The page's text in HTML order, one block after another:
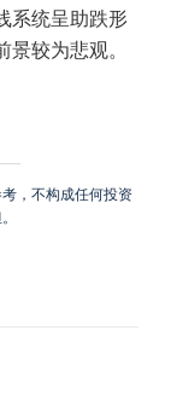
系统呈助跌形
较为悲观。
，不构成任何投资